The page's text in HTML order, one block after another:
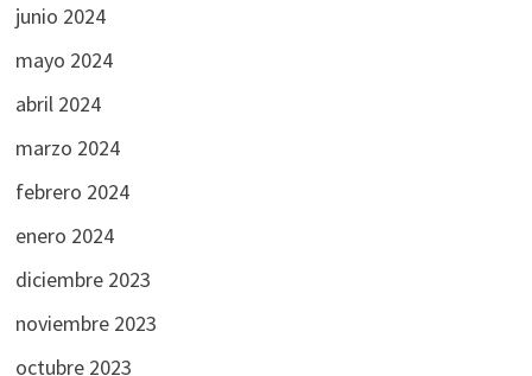
junio 2024
mayo 2024
abril 2024
marzo 2024
febrero 2024
enero 2024
diciembre 2023
noviembre 2023
octubre 2023